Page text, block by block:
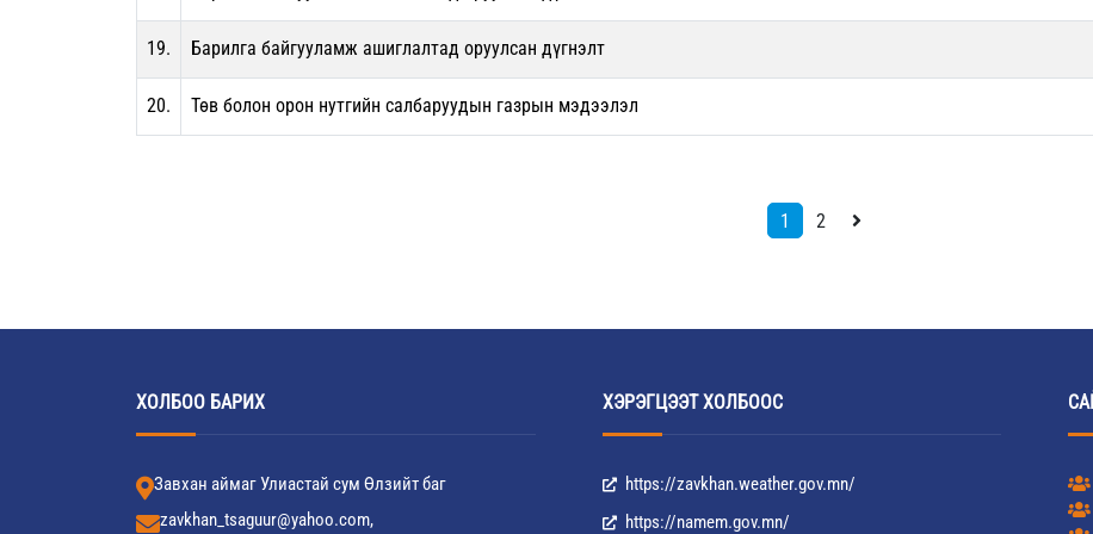
19. Барилга байгууламж ашиглалтад оруулсан дүгнэлт
20. Төв болон орон нутгийн салбаруудын газрын мэдээлэл
1 2
ХОЛБОО БАРИХ
Завхан аймаг Улиастай сум Өлзийт баг
zavkhan_tsaguur@yahoo.com,
ХЭРЭГЦЭЭТ ХОЛБООС
https://zavkhan.weather.gov.mn/
https://namem.gov.mn/